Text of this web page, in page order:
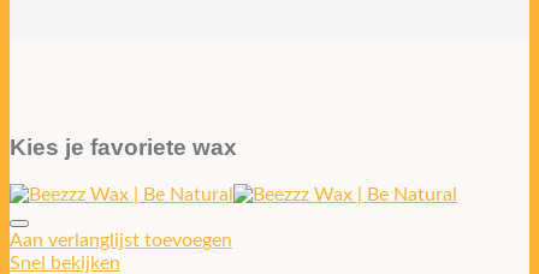
Kies je favoriete wax
Aan verlanglijst toevoegen
Snel bekijken